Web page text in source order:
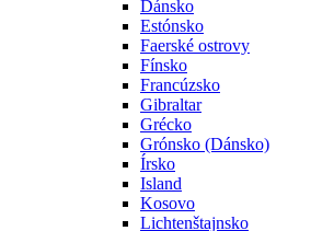
Dánsko
Estónsko
Faerské ostrovy
Fínsko
Francúzsko
Gibraltar
Grécko
Grónsko (Dánsko)
Írsko
Island
Kosovo
Lichtenštajnsko